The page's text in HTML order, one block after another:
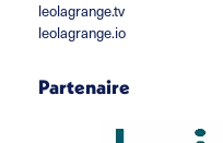
leolagrange.tv
leolagrange.io
Partenaire